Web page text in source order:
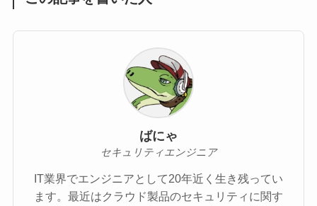
ばにゃ
セキュリティエンジニア
IT業界でエンジニアとして20年近く生き残ってい
ます。最近はクラウド製品のセキュリティに関す